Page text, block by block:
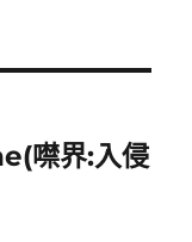
噤界:入侵